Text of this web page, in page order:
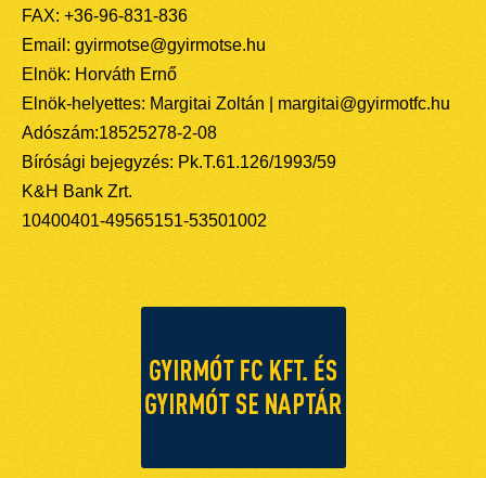
FAX: +36-96-831-836
Email: gyirmotse@gyirmotse.hu
Elnök: Horváth Ernő
Elnök-helyettes: Margitai Zoltán | margitai@gyirmotfc.hu
Adószám:18525278-2-08
Bírósági bejegyzés: Pk.T.61.126/1993/59
K&H Bank Zrt.
10400401-49565151-53501002